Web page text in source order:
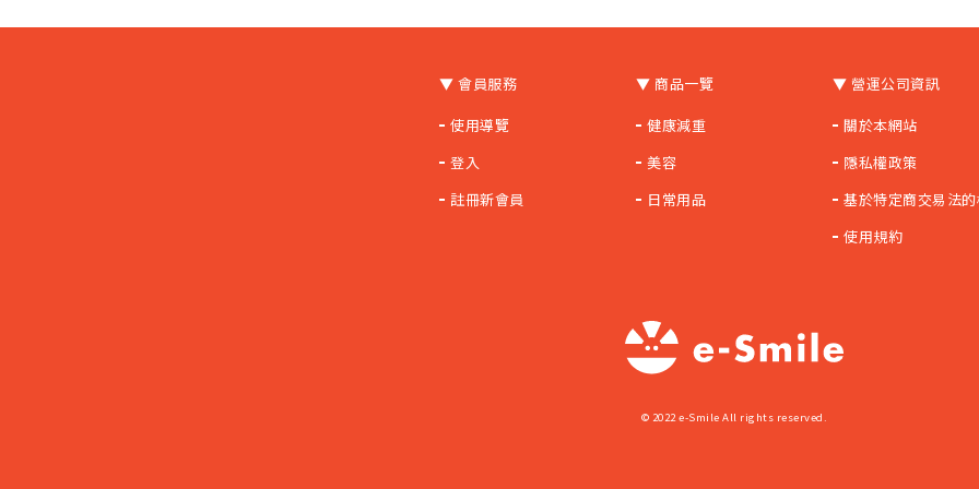
▼ 會員服務
使用導覽
登入
註冊新會員
▼ 商品一覽
健康減重
美容
日常用品
▼ 營運公司資訊
關於本網站
隱私權政策
基於特定商交易法
使用規約
© 2022 e-Smile All rights reserved.